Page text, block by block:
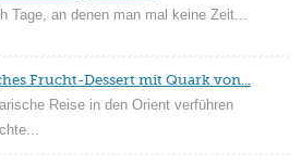
Tage, an denen man mal keine Zeit...
Frucht-Dessert mit Quark von...
Reise in den Orient verführen